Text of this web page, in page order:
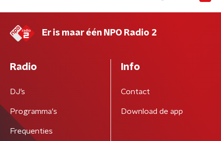
Er is maar één NPO Radio 2
Radio
DJ’s
Programma's
Frequenties
Info
Contact
Download de app